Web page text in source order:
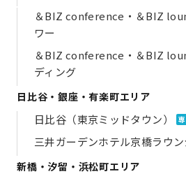
＆BIZ conference・＆BIZ
ワー
＆BIZ conference・＆BIZ
ディング
日比谷・銀座・有楽町エリア
日比谷（東京ミッドタウン） 専
三井ガーデンホテル京橋ラウン
新橋・汐留・浜松町エリア